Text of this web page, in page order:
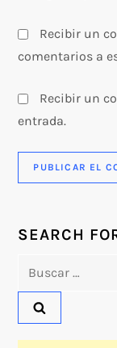
Recibir un
comentarios a
Recibir un
entrada.
SEARCH